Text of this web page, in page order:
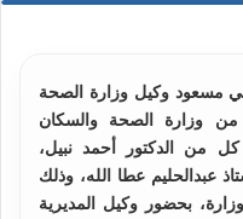
مسعود وكيل وزارة الصحة
من وزارة الصحة والسكان
كل من الدكتور أحمد نبيل،
عبدالحليم عطا الله، وذلك
بحضور وكيل المديرية